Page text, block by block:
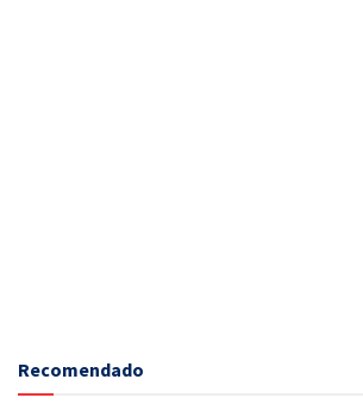
Recomendado